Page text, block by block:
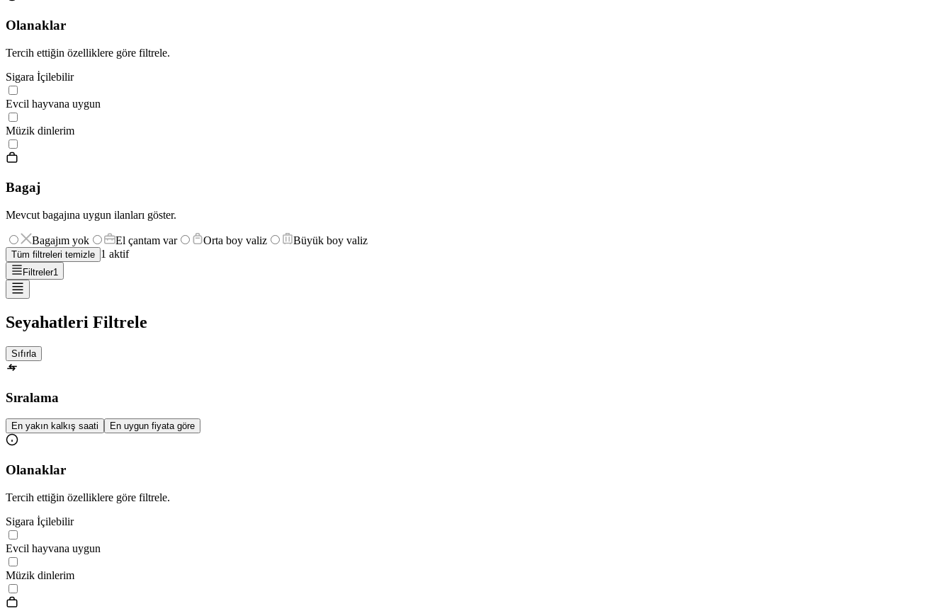
Olanaklar
Tercih ettiğin özelliklere göre filtrele.
Sigara İçilebilir
Evcil hayvana uygun
Müzik dinlerim
Bagaj
Mevcut bagajına uygun ilanları göster.
Bagajım yok El çantam var Orta boy valiz Büyük boy valiz
Tüm filtreleri temizle 1 aktif
Filtreler1
Seyahatleri Filtrele
Sıfırla
Sıralama
En yakın kalkış saati En uygun fiyata göre
Olanaklar
Tercih ettiğin özelliklere göre filtrele.
Sigara İçilebilir
Evcil hayvana uygun
Müzik dinlerim